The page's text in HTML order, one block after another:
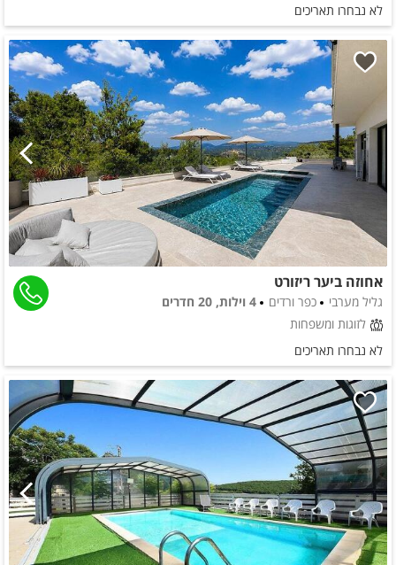
לא נבחרו תאריכים
אחוזה ביער ריזורט
גליל מערבי כפר ורדים
4 וילות, 20 חדרים
לזוגות ומשפחות
לא נבחרו תאריכים